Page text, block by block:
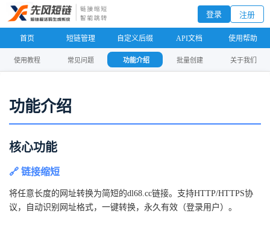
登录 注册
首页 短链管理 自定义后缀 API文档 使用帮助
使用教程 常见问题 功能介绍 批量创建 关于我们
功能介绍
核心功能
🔗 链接缩短
将任意长度的网址转换为简短的dl68.cc链接。支持HTTP/HTTPS协
议，自动识别网址格式，一键转换，永久有效（登录用户）。